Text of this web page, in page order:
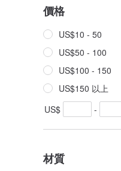
價格
US$10 - 50
US$50 - 100
US$100 - 150
US$150 以上
US$
-
材質